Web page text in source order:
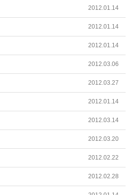
2012.01.14
2012.01.14
2012.01.14
2012.03.06
2012.03.27
2012.01.14
2012.03.14
2012.03.20
2012.02.22
2012.02.28